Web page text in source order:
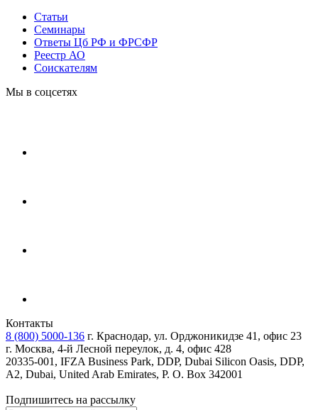
Статьи
Cеминары
Ответы Цб РФ и ФРСФР
Реестр АО
Соискателям
Мы в соцсетях
Контакты
8 (800) 5000-136 г. Краснодар, ул. Орджоникидзе 41, офис 23
г. Москва, 4-й Лесной переулок, д. 4, офис 428
20335-001, IFZA Business Park, DDP, Dubai Silicon Oasis, DDP,
A2, Dubai, United Arab Emirates, P. O. Box 342001
Подпишитесь на рассылку